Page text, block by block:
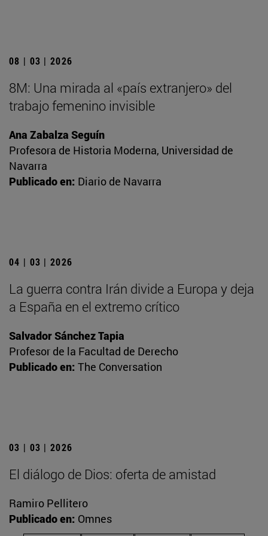
08 | 03 | 2026
8M: Una mirada al «país extranjero» del
trabajo femenino invisible
Ana Zabalza Seguín
Profesora de Historia Moderna, Universidad de
Navarra
Publicado en: Diario de Navarra
04 | 03 | 2026
La guerra contra Irán divide a Europa y deja
a España en el extremo crítico
Salvador Sánchez Tapia
Profesor de la Facultad de Derecho
Publicado en: The Conversation
03 | 03 | 2026
El diálogo de Dios: oferta de amistad
Ramiro Pellitero
Publicado en: Omnes